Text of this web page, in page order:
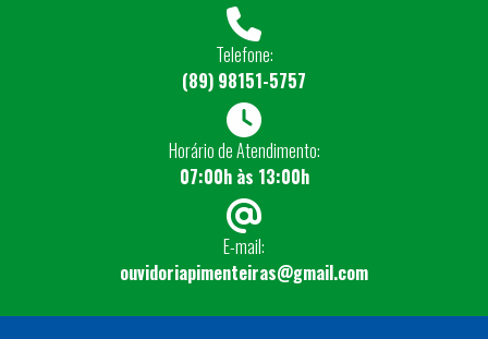
Telefone:
(89) 98151-5757
Horário de Atendimento:
07:00h às 13:00h
E-mail:
ouvidoriapimenteiras@gmail.com